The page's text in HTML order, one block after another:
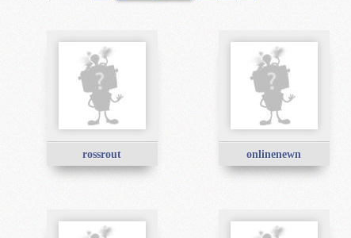
rossrout onlinenewn